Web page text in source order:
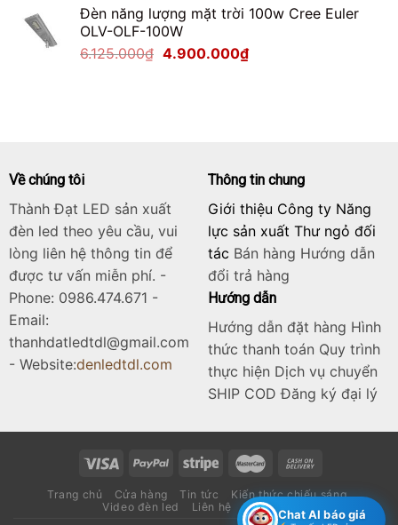
là:
2.125.000₫.
tại
1.700.000₫.
Đèn năng lượng mặt trời 100w Cree Euler
OLV-OLF-100W
6.125.000₫ Giá
4.900.000₫Giá
Về chúng tôi
Thành Đạt LED sản xuất
đèn led theo yêu cầu, vui
lòng liên hệ thông tin để
được tư vấn miễn phí. -
Phone: 0986.474.671 -
Email:
thanhdatledtdl@gmail.com
- Website:denledtdl.com
Thông tin chung
Giới thiệu Công ty Năng
lực sản xuất Thư ngỏ đối
tác Bán hàng Hướng dẫn
đổi trả hàng
Hướng dẫn
Hướng dẫn đặt hàng Hình
thức thanh toán Quy trình
thực hiện Dịch vụ chuyển
SHIP COD Đăng ký đại lý
Trang chủ Cửa hàng Tin tức
Kiến thức chiếu sáng
Video đèn led
Liên hệ Catalogue
Chat AI báo giá